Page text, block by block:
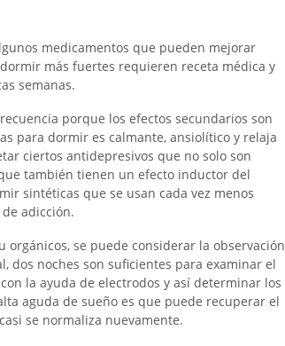
medicamentos que pueden mejorar
más fuertes requieren receta médica y
semanas.
porque los efectos secundarios son
para dormir es calmante, ansiolítico y relaja
ciertos antidepresivos que no solo son
también tienen un efecto inductor del
sintéticas que se usan cada vez menos
adicción.
orgánicos, se puede considerar la observación
dos noches son suficientes para examinar el
la ayuda de electrodos y así determinar los
aguda de sueño es que puede recuperar el
se normaliza nuevamente.